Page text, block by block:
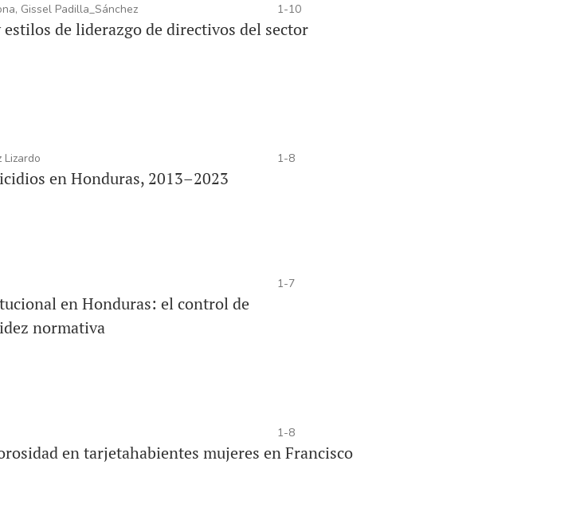
Gissel Padilla_Sánchez 1-10
de liderazgo de directivos del sector
1-8
en Honduras, 2013–2023
1-7
en Honduras: el control de
normativa
1-8
en tarjetahabientes mujeres en Francisco